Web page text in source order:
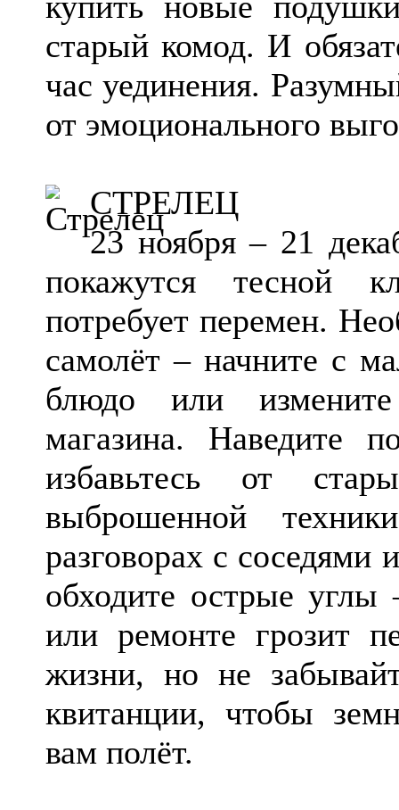
старый комод. И
час уединения.
от эмоционального
СТРЕЛЕЦ
23 ноября – 21
покажутся тесной
потребует перемен.
самолёт – начните с
блюдо или
магазина. Наведите
избавьтесь от
выброшенной
разговорах с соседями
обходите острые
или ремонте грозит
жизни, но не
квитанции, чтобы
вам полёт.